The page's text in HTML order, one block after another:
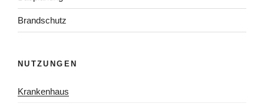
Brandschutz
NUTZUNGEN
Krankenhaus